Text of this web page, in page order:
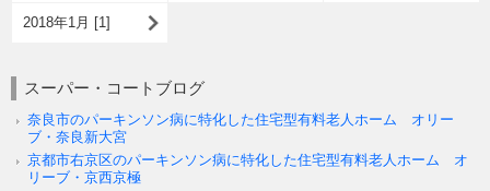
2018年1月 [1]
スーパー・コートブログ
奈良市のパーキンソン病に特化した住宅型有料老人ホーム オリー
ブ・奈良新大宮
京都市右京区のパーキンソン病に特化した住宅型有料老人ホーム オ
リーブ・京西京極